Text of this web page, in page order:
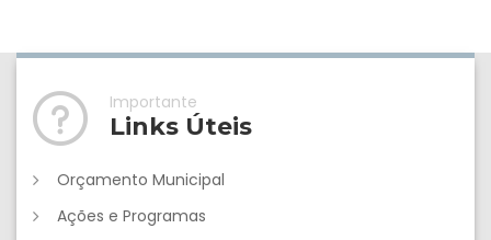
Importante
Links Úteis
Orçamento Municipal
Ações e Programas